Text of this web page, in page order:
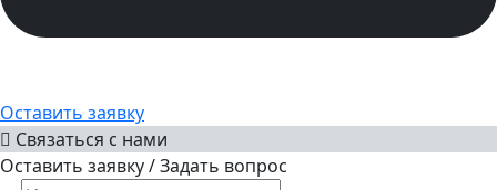
Оставить заявку
Связаться с нами
Оставить заявку / Задать вопрос